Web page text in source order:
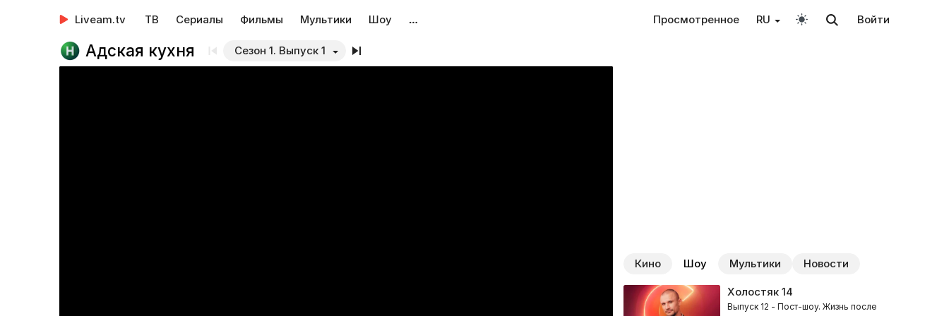
Liveam.tv ТВ Сериалы Фильмы Мультики Шоу … Просмотренное RU Войти
Адская кухня Сезон 1. Выпуск 1
Кино Шоу Мультики Новости
Холостяк14
Выпуск 12 - Пост-шоу. Жизнь после